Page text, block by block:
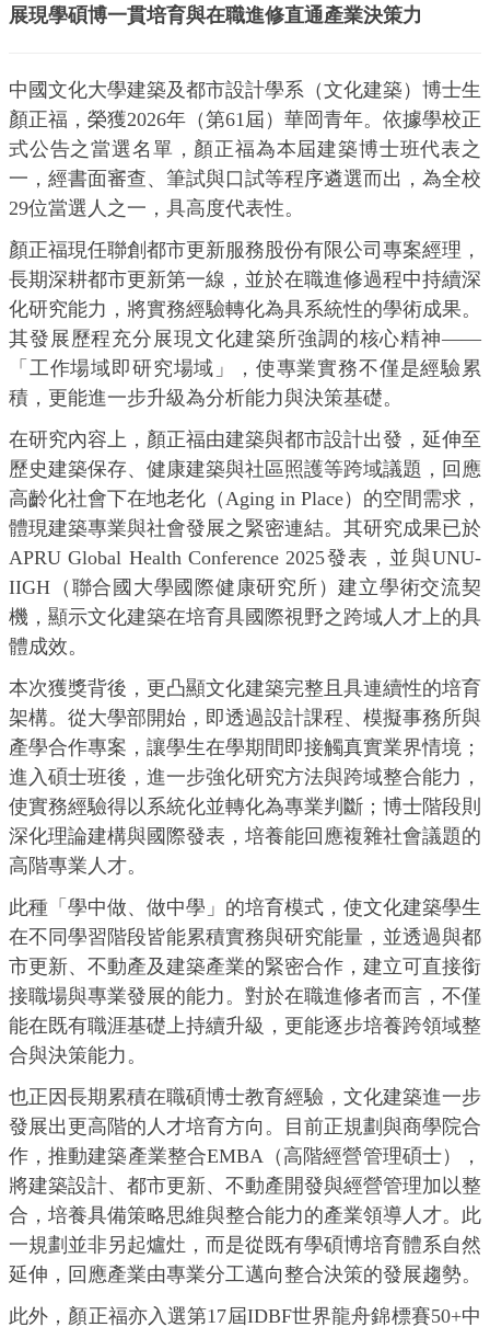
展現學碩博一貫培育與在職進修直通產業決策力
中國文化大學建築及都市設計學系（文化建築）博士生
顏正福，榮獲2026年（第61屆）華岡青年。依據學校正
式公告之當選名單，顏正福為本屆建築博士班代表之
一，經書面審查、筆試與口試等程序遴選而出，為全校
29位當選人之一，具高度代表性。
顏正福現任聯創都市更新服務股份有限公司專案經理，
長期深耕都市更新第一線，並於在職進修過程中持續深
化研究能力，將實務經驗轉化為具系統性的學術成果。
其發展歷程充分展現文化建築所強調的核心精神——
「工作場域即研究場域」，使專業實務不僅是經驗累
積，更能進一步升級為分析能力與決策基礎。
在研究內容上，顏正福由建築與都市設計出發，延伸至
歷史建築保存、健康建築與社區照護等跨域議題，回應
高齡化社會下在地老化（Aging in Place）的空間需求，
體現建築專業與社會發展之緊密連結。其研究成果已於
APRU Global Health Conference 2025發表，並與UNU-
IIGH（聯合國大學國際健康研究所）建立學術交流契
機，顯示文化建築在培育具國際視野之跨域人才上的具
體成效。
本次獲獎背後，更凸顯文化建築完整且具連續性的培育
架構。從大學部開始，即透過設計課程、模擬事務所與
產學合作專案，讓學生在學期間即接觸真實業界情境；
進入碩士班後，進一步強化研究方法與跨域整合能力，
使實務經驗得以系統化並轉化為專業判斷；博士階段則
深化理論建構與國際發表，培養能回應複雜社會議題的
高階專業人才。
此種「學中做、做中學」的培育模式，使文化建築學生
在不同學習階段皆能累積實務與研究能量，並透過與都
市更新、不動產及建築產業的緊密合作，建立可直接銜
接職場與專業發展的能力。對於在職進修者而言，不僅
能在既有職涯基礎上持續升級，更能逐步培養跨領域整
合與決策能力。
也正因長期累積在職碩博士教育經驗，文化建築進一步
發展出更高階的人才培育方向。目前正規劃與商學院合
作，推動建築產業整合EMBA（高階經營管理碩士），
將建築設計、都市更新、不動產開發與經營管理加以整
合，培養具備策略思維與整合能力的產業領導人才。此
一規劃並非另起爐灶，而是從既有學碩博培育體系自然
延伸，回應產業由專業分工邁向整合決策的發展趨勢。
此外，顏正福亦入選第17屆IDBF世界龍舟錦標賽50+中